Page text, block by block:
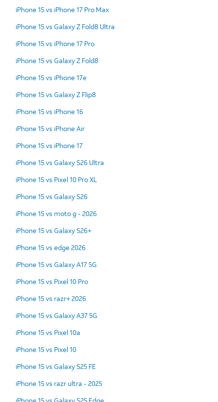
iPhone 15 vs iPhone 17 Pro Max
iPhone 15 vs Galaxy Z Fold8 Ultra
iPhone 15 vs iPhone 17 Pro
iPhone 15 vs Galaxy Z Fold8
iPhone 15 vs iPhone 17e
iPhone 15 vs Galaxy Z Flip8
iPhone 15 vs iPhone 16
iPhone 15 vs iPhone Air
iPhone 15 vs iPhone 17
iPhone 15 vs Galaxy S26 Ultra
iPhone 15 vs Pixel 10 Pro XL
iPhone 15 vs Galaxy S26
iPhone 15 vs moto g - 2026
iPhone 15 vs Galaxy S26+
iPhone 15 vs edge 2026
iPhone 15 vs Galaxy A17 5G
iPhone 15 vs Pixel 10 Pro
iPhone 15 vs razr+ 2026
iPhone 15 vs Galaxy A37 5G
iPhone 15 vs Pixel 10a
iPhone 15 vs Pixel 10
iPhone 15 vs Galaxy S25 FE
iPhone 15 vs razr ultra - 2025
iPhone 15 vs Galaxy S25 Edge